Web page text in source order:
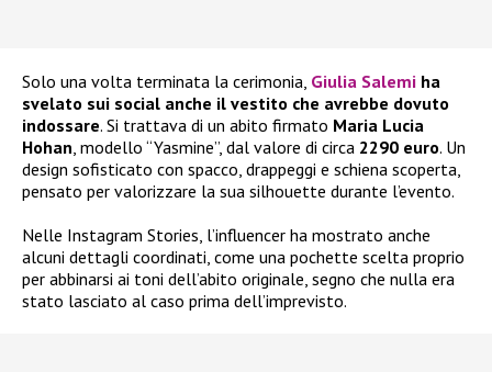
Solo una volta terminata la cerimonia, Giulia Salemi ha
svelato sui social anche il vestito che avrebbe dovuto
indossare. Si trattava di un abito firmato Maria Lucia
Hohan, modello “Yasmine”, dal valore di circa 2290 euro. Un
design sofisticato con spacco, drappeggi e schiena scoperta,
pensato per valorizzare la sua silhouette durante l’evento.
Nelle Instagram Stories, l’influencer ha mostrato anche
alcuni dettagli coordinati, come una pochette scelta proprio
per abbinarsi ai toni dell’abito originale, segno che nulla era
stato lasciato al caso prima dell’imprevisto.